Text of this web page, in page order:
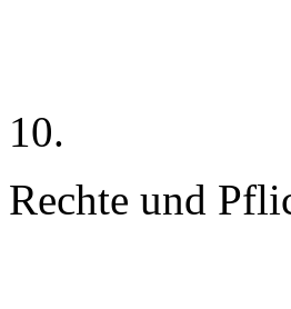
10.
Rechte und